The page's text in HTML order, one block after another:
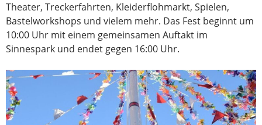
Theater, Treckerfahrten, Kleiderflohmarkt, Spielen,
Bastelworkshops und vielem mehr. Das Fest beginnt um
10:00 Uhr mit einem gemeinsamen Auftakt im
Sinnespark und endet gegen 16:00 Uhr.